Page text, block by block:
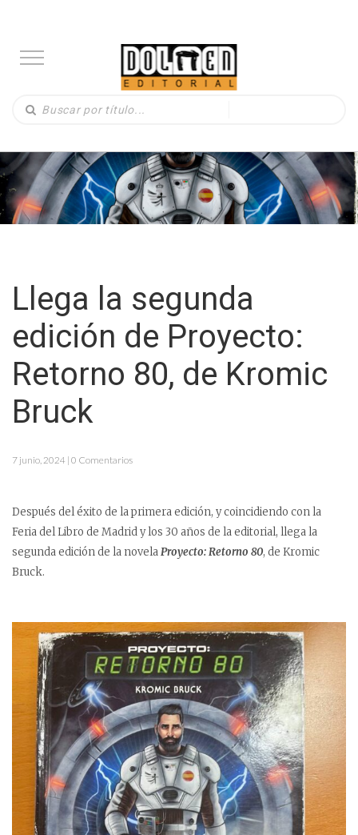
Llega la segunda
edición de Proyecto:
Retorno 80, de Kromic
Bruck
7 junio, 2024 | 0 Comentarios
Después del éxito de la primera edición, y coincidiendo con la
Feria del Libro de Madrid y los 30 años de la editorial, llega la
segunda edición de la novelaProyecto: Retorno 80, de Kromic
Bruck.